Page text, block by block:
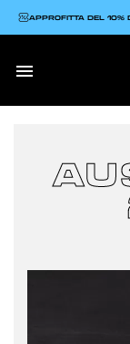

APPROFITTA DEL 10%